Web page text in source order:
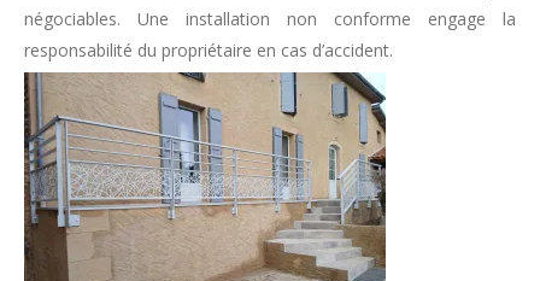
négociables. Une installation non conforme engage la
responsabilité du propriétaire en cas d’accident.